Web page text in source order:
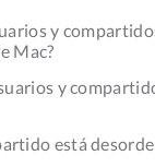
y
Mac?
y
está